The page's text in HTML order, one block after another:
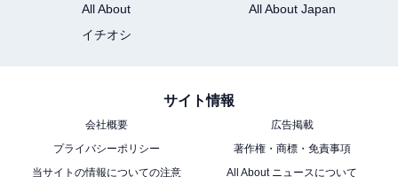
All About
All About Japan
イチオシ
サイト情報
会社概要
広告掲載
プライバシーポリシー
著作権・商標・免責事項
当サイトの情報についての注意
All About ニュースについて